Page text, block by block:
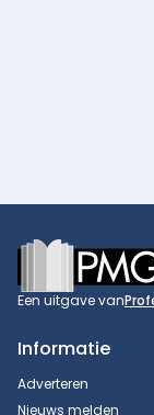
Footer
Een uitgave van
Informatie
Adverteren
Nieuws melden